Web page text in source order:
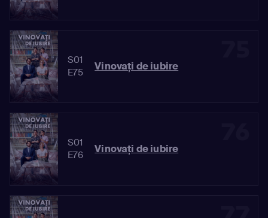
S01
E75
Vinovaţi de iubire
S01
E76
Vinovaţi de iubire